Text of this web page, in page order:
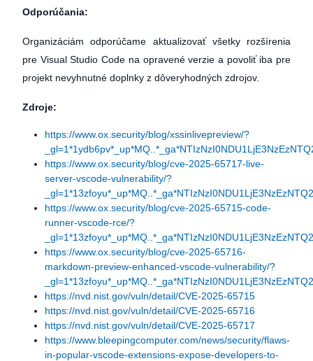
Odporúčania:
Organizáciám odporúčame aktualizovať všetky rozšírenia
pre Visual Studio Code na opravené verzie a povoliť iba pre
projekt nevyhnutné doplnky z dôveryhodných zdrojov.
Zdroje:
https://www.ox.security/blog/xssinlivepreview/?
https://www.ox.security/blog/cve-2025-65717-live-
server-vscode-vulnerability/?
https://www.ox.security/blog/cve-2025-65715-code-
runner-vscode-rce/?
https://www.ox.security/blog/cve-2025-65716-
markdown-preview-enhanced-vscode-vulnerability/?
https://nvd.nist.gov/vuln/detail/CVE-2025-65715
https://nvd.nist.gov/vuln/detail/CVE-2025-65716
https://nvd.nist.gov/vuln/detail/CVE-2025-65717
https://www.bleepingcomputer.com/news/security/flaws-
in-popular-vscode-extensions-expose-developers-to-